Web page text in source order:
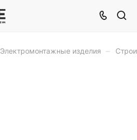
Электромонтажные изделия –